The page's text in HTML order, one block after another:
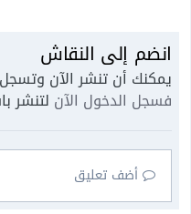
انضم إلى النقاش
يمكنك أن تنشر الآن
فسجل الدخول الآن لتنشر
أضف تعليق